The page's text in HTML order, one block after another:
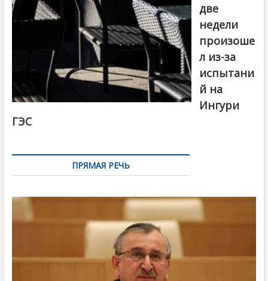
две
недели
произоше
л из-за
испытани
й на
Ингури
ГЭС
ПРЯМАЯ РЕЧЬ